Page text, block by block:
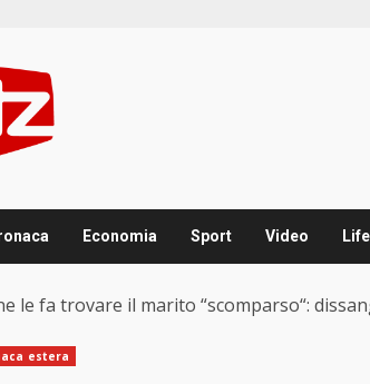
Economia Sport Video
le fa trovare il marito “scomparso“:
estera